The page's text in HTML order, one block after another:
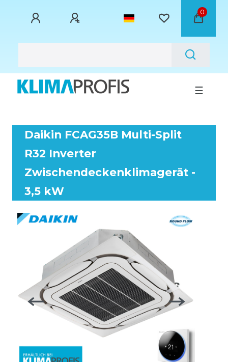
0
☰
Daikin FCAG35B Multi-Split
R32 Inverter
Zwischendeckenklimagerät -
3,5 kW